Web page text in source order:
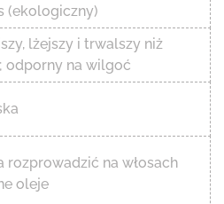
(ekologiczny)
lżejszy i trwalszy niż
odporny na wilgoć
rozprowadzić na włosach
oleje